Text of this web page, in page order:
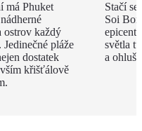
má Phuket
ostrov každý
pláže
dostatek
křišťálově
Stačí
Soi
světla
a